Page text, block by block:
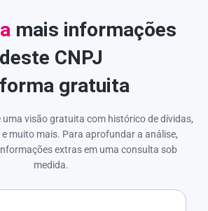
mais informações
deste CNPJ
gratuita
uma visão gratuita com histórico de dívidas,
muito mais. Para aprofundar a análise,
extras em uma consulta sob
medida.